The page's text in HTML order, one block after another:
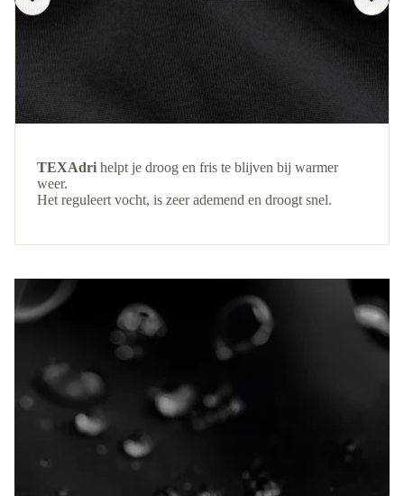
TEXAdri helpt je droog en fris te blijven bij warmer
weer.
Het reguleert vocht, is zeer ademend en droogt snel.